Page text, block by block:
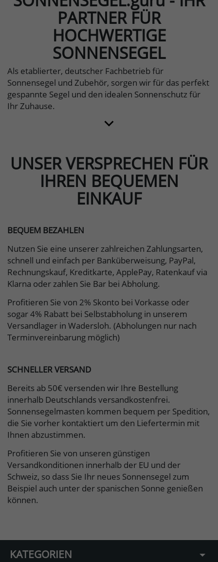
PARTNER FÜR
HOCHWERTIGE
SONNENSEGEL
Als etablierter, deutscher Fachbetrieb für
Sonnensegel und Zubehör, sorgen wir für das perfekt
gespannte Segel und den idealen Sonnenschutz für
Ihr Zuhause.
UNSER VERSPRECHEN FÜR
IHREN BEQUEMEN
EINKAUF
BEQUEM BEZAHLEN
Nutzen Sie eine unserer zahlreichen Zahlungsarten,
schnell und einfach per Banküberweisung, PayPal,
Rechnungskauf, Kreditkarte, ApplePay, Ratenkauf via
Klarna oder zahlen Sie Bar bei Abholung.
Profitieren Sie von 2% Skonto bei Vorkasse oder
sogar 4% Rabatt bei Selbstabholung in unserem
Versandlager in Wadersloh. (Abholungen nur nach
Terminvereinbarung möglich)
SCHNELLER VERSAND
Bereits ab 50€ versenden wir Ihre Bestellung
innerhalb Deutschlands versandkostenfrei.
Sonnensegelmasten kommen bequem per Spedition,
die Sie vorher kontaktiert um den Liefertermin mit
Ihnen abzustimmen.
Profitieren Sie von unseren günstigen
Versandkonditionen innerhalb der EU und der
Schweiz, so dass Sie Ihr neues Sonnensegel zum
Beispiel auch unter der spanischen Sonne genießen
können.
KATEGORIEN